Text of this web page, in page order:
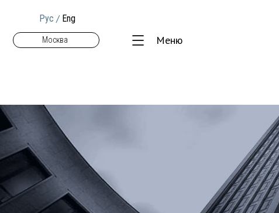
Рус / Eng
Москва Меню